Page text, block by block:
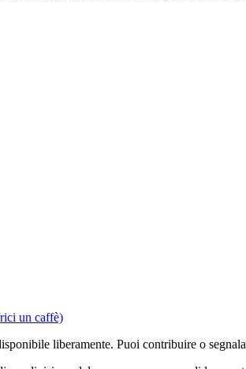
un caffè)
liberamente. Puoi contribuire o